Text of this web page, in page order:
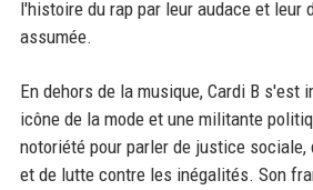
l'histoire du rap par leur audace et leur
assumée.
En dehors de la musique, Cardi B s'est
icône de la mode et une militante
notoriété pour parler de justice
et de lutte contre les inégalités. Son